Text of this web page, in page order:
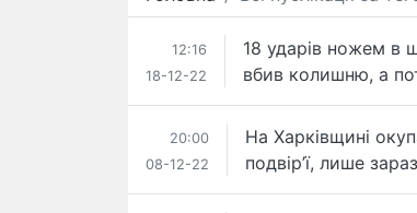
12:16
18-12-22
18 ударів ножем в
вбив колишню, а
20:00
08-12-22
На Харківщині
подвір’ї, лише